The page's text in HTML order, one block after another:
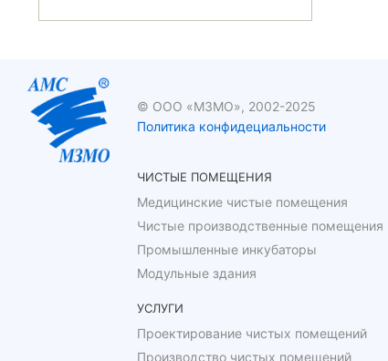
© ООО «МЗМО», 2002-2025
Политика конфидециальности
ЧИСТЫЕ ПОМЕЩЕНИЯ
Медицинские чистые помещения
Чистые производственные помещения
Промышленные инкубаторы
Модульные здания
УСЛУГИ
Проектирование чистых помещений
Производство чистых помещений